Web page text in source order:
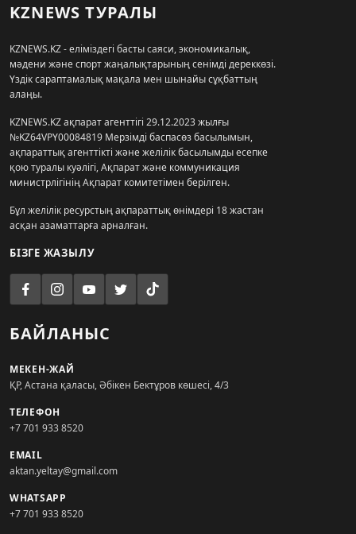
KZNEWS ТУРАЛЫ
KZNEWS.KZ - еліміздегі басты саяси, экономикалық,
мәдени және спорт жаңалықтарының сенімді дереккөзі.
Үздік сараптамалық мақала мен шынайы сұқбаттың
алаңы.
KZNEWS.KZ ақпарат агенттігі 29.12.2023 жылғы
№KZ64VPY00084819 Мерзімді баспасөз басылымын,
ақпараттық агенттікті және желілік басылымды есепке
қою туралы куәлігі, Ақпарат және коммуникация
министрлігінің Ақпарат комитетімен берілген.
Бұл желілік ресурстың ақпараттық өнімдері 18 жастан
асқан азаматтарға арналған.
БІЗГЕ ЖАЗЫЛУ
БАЙЛАНЫС
МЕКЕН-ЖАЙ
ҚР, Астана қаласы, Әбікен Бектұров көшесі, 4/3
ТЕЛЕФОН
+7 701 933 8520
EMAIL
aktan.yeltay@gmail.com
WHATSAPP
+7 701 933 8520